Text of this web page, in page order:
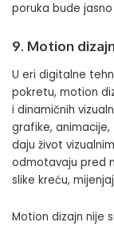
poruka bude
9. Motion
U eri digitalne
pokretu, motion
i dinamičnih
grafike,
daju život
odmotavaju pred
slike kreću,
Motion dizajn nije